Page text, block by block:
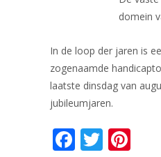
domein
In de loop der jaren is
zogenaamde
laatste dinsdag van
jubileumjaren.
F T